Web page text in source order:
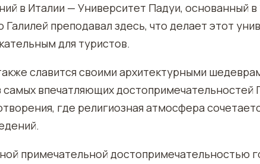
в Италии — Университет Падуи, основанный в
Галилей преподавал здесь, что делает этот
для туристов.
славится своими архитектурными
самых впечатляющих достопримечательностей
где религиозная атмосфера
примечательной достопримечательностью